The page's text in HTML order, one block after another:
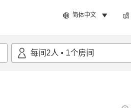
简体中文
每间 2人 • 1个房间